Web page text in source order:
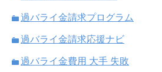
過バライ金請求プログラム
過バライ金請求応援ナビ
過バライ金費用 大手 失敗